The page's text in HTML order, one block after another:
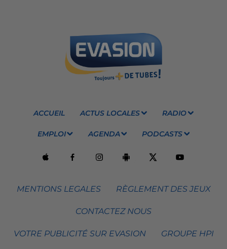
ACCUEIL ACTUS LOCALES RADIO
EMPLOI AGENDA PODCASTS
MENTIONS LEGALES RÈGLEMENT DES JEUX
CONTACTEZ NOUS
VOTRE PUBLICITÉ SUR EVASION GROUPE HPI